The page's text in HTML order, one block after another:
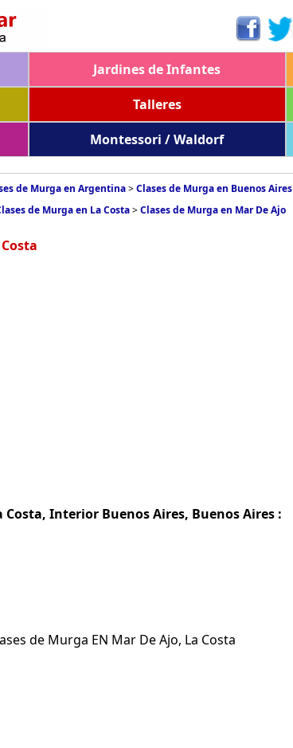
Jardines de Infantes
Talleres
Montessori / Waldorf
de Murga en Argentina>Clases de Murga en Buenos Aires
de Murga en La Costa>Clases de Murga en Mar De Ajo
Costa, Interior Buenos Aires, Buenos Aires :
de Murga EN Mar De Ajo, La Costa